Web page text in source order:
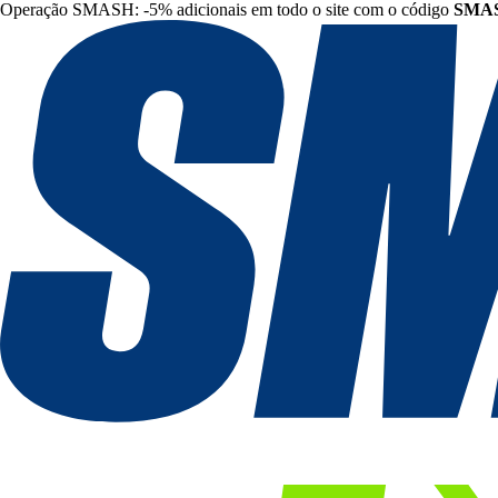
Operação SMASH: -5% adicionais em todo o site com o código